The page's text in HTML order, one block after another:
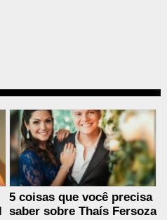
5 coisas que você precisa
saber sobre Thaís Fersoza